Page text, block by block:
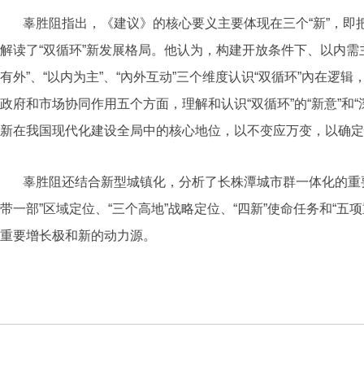
辜胜阻指出，《建议》的核心要义主要体现在三个“新” ， 即
解读了“双循环”新发展格局。他认为，构建开放条件下、以内需
有外”、“以内为主”、“內外互动”三个维度认识“双循环”內在逻辑
政府和市场协同作用 五个方面， 理解和认识“双循环”的“新意”和“
新在我国现代化建设全局中的核心地位，以不变应万变，以确
辜胜阻还结合新型城镇化 ， 分析了长株潭城市群一体化的
带一部”区域定位、“三个高地”战略定位、“四新”使命任务和“五
重要增长极和新的动力源。